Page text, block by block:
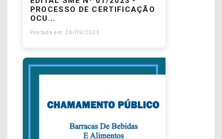
PROCESSO DE CERTIFICAÇÃO
OCU...
Postada em: 26/09/2023